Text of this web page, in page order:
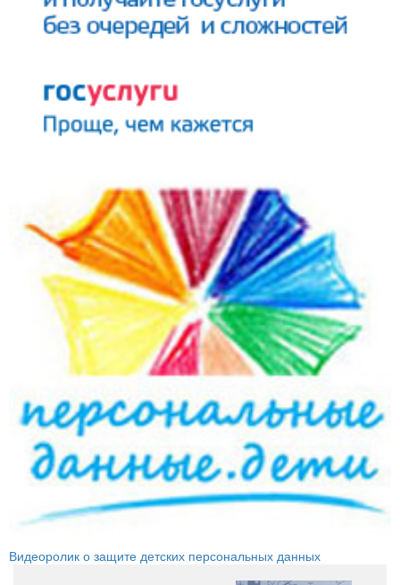
Видеоролик о защите детских персональных данных